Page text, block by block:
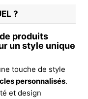
?
produits
un style unique
touche de style
personnalisés.
et design